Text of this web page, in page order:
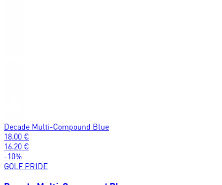
Decade Multi-Compound Blue
18.00 €
16.20 €
-10%
GOLF PRIDE